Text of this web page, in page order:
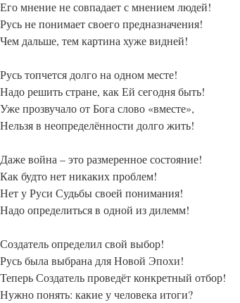
Его мнение не совпадает с мнением людей!
Русь не понимает своего предназначения!
Чем дальше, тем картина хуже видней!
Русь топчется долго на одном месте!
Надо решить стране, как Ей сегодня быть!
Уже прозвучало от Бога слово «вместе»,
Нельзя в неопределённости долго жить!
Даже война – это размеренное состояние!
Как будто нет никаких проблем!
Нет у Руси Судьбы своей понимания!
Надо определиться в одной из дилемм!
Создатель определил свой выбор!
Русь была выбрана для Новой Эпохи!
Теперь Создатель проведёт конкретный отбор!
Нужно понять: какие у человека итоги?